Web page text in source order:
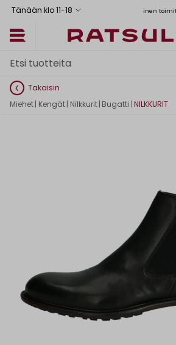
Tänään klo 11-18
Toimituskulut alk. 6,90€Ilmainen toimitus
Takaisin
Miehet| Kengät| Nilkkurit | Bugatti |NILKKURIT